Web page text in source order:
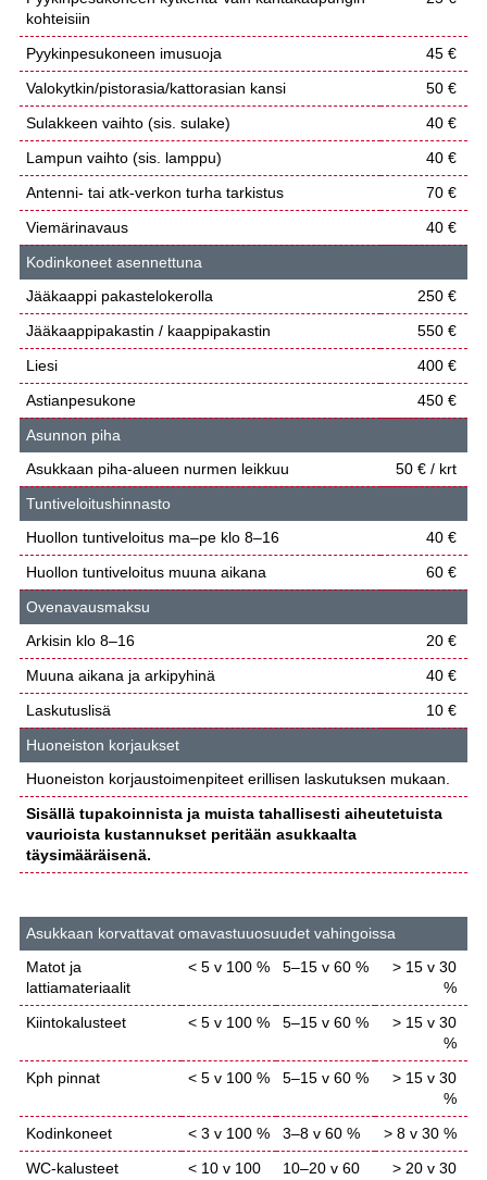
kohteisiin
Pyykinpesukoneen imusuoja
45 €
Valokytkin/pistorasia/kattorasian kansi
50 €
Sulakkeen vaihto (sis. sulake)
40 €
Lampun vaihto (sis. lamppu)
40 €
Antenni- tai atk-verkon turha tarkistus
70 €
Viemärinavaus
40 €
Kodinkoneet asennettuna
Jääkaappi pakastelokerolla
250 €
Jääkaappipakastin / kaappipakastin
550 €
Liesi
400 €
Astianpesukone
450 €
Asunnon piha
Asukkaan piha-alueen nurmen leikkuu
50 € / krt
Tuntiveloitushinnasto
Huollon tuntiveloitus ma–pe klo 8–16
40 €
Huollon tuntiveloitus muuna aikana
60 €
Ovenavausmaksu
Arkisin klo 8–16
20 €
Muuna aikana ja arkipyhinä
40 €
Laskutuslisä
10 €
Huoneiston korjaukset
Huoneiston korjaustoimenpiteet erillisen laskutuksen mukaan.
Sisällä tupakoinnista ja muista tahallisesti aiheutetuista
vaurioista kustannukset peritään asukkaalta
täysimääräisenä.
Asukkaan korvattavat omavastuuosuudet vahingoissa
Matot ja
lattiamateriaalit
< 5 v 100 % 5–15 v 60 %
> 15 v 30
%
Kiintokalusteet
< 5 v 100 % 5–15 v 60 %
> 15 v 30
%
Kph pinnat
< 5 v 100 % 5–15 v 60 %
> 15 v 30
%
Kodinkoneet
< 3 v 100 % 3–8 v 60 %
> 8 v 30 %
WC-kalusteet
< 10 v 100
10–20 v 60
> 20 v 30